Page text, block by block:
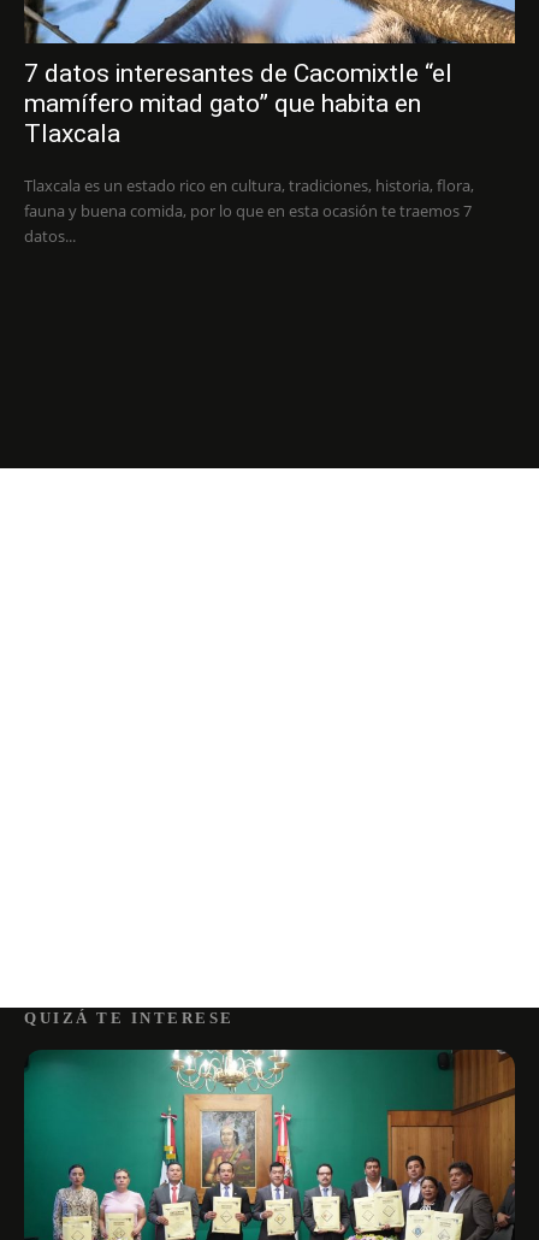
7 datos interesantes de Cacomixtle “el
mamífero mitad gato” que habita en
Tlaxcala
Tlaxcala es un estado rico en cultura, tradiciones, historia, flora,
fauna y buena comida, por lo que en esta ocasión te traemos 7
datos...
QUIZÁ TE INTERESE